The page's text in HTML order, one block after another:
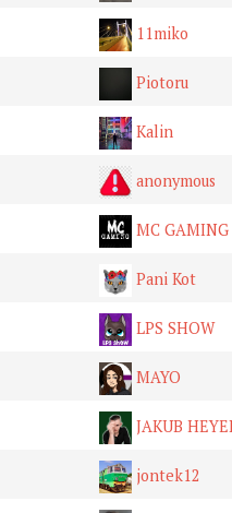
11miko
Piotoru
Kalin
anonymous
MC GAMING
Pani Kot
LPS SHOW
MAYO
JAKUB
jontek12